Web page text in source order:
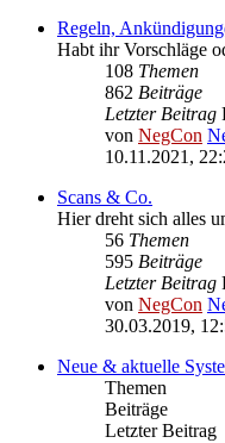
Regeln,
Habt ihr Vorschläge
108 Themen
862 Beiträge
Letzter Beitrag
von NegCon
10.11.2021,
Scans & Co.
Hier dreht sich alles
56 Themen
595 Beiträge
Letzter Beitrag
von NegCon
30.03.2019,
Neue & aktuelle
Themen
Beiträge
Letzter Beitrag